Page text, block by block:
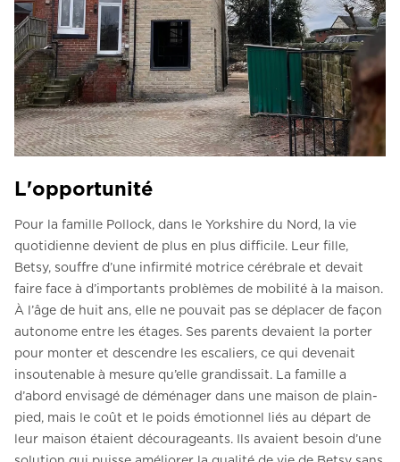
L'opportunité
Pour la famille Pollock, dans le Yorkshire du Nord, la vie
quotidienne devient de plus en plus difficile. Leur fille,
Betsy, souffre d’une infirmité motrice cérébrale et devait
faire face à d’importants problèmes de mobilité à la maison.
À l’âge de huit ans, elle ne pouvait pas se déplacer de façon
autonome entre les étages. Ses parents devaient la porter
pour monter et descendre les escaliers, ce qui devenait
insoutenable à mesure qu’elle grandissait. La famille a
d’abord envisagé de déménager dans une maison de plain-
pied, mais le coût et le poids émotionnel liés au départ de
leur maison étaient décourageants. Ils avaient besoin d’une